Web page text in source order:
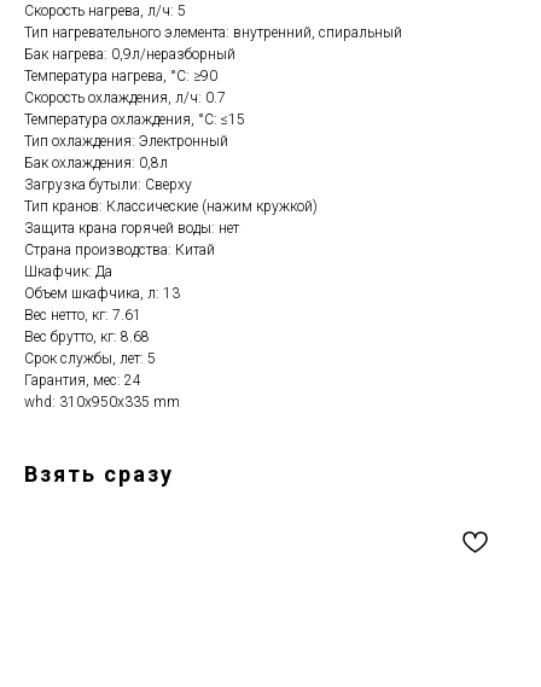
Скорость нагрева, л/ч: 5
Тип нагревательного элемента: внутренний, спиральный
Бак нагрева: 0,9л/неразборный
Температура нагрева, °С: ≥90
Скорость охлаждения, л/ч: 0.7
Температура охлаждения, °С: ≤15
Тип охлаждения: Электронный
Бак охлаждения: 0,8л
Загрузка бутыли: Сверху
Тип кранов: Классические (нажим кружкой)
Защита крана горячей воды: нет
Страна производства: Китай
Шкафчик: Да
Объем шкафчика, л: 13
Вес нетто, кг: 7.61
Вес брутто, кг: 8.68
Срок службы, лет: 5
Гарантия, мес: 24
whd: 310x950x335 mm
Взять сразу